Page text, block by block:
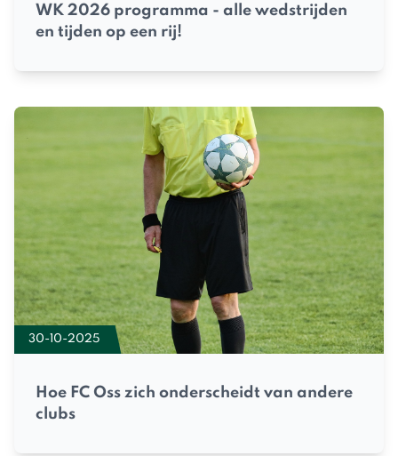
WK 2026 programma - alle wedstrijden
en tijden op een rij!
30-10-2025
Hoe FC Oss zich onderscheidt van andere
clubs